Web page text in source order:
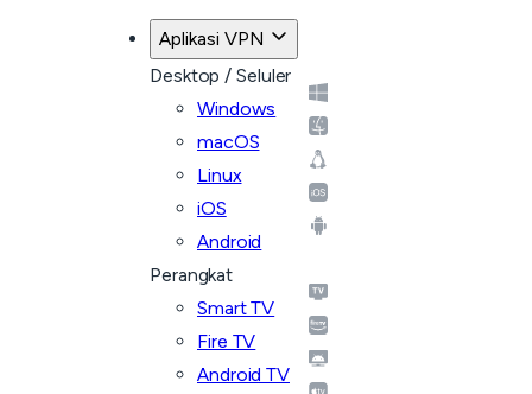
Aplikasi VPN
Desktop / Seluler
Windows
macOS
Linux
iOS
Android
Perangkat
Smart TV
Fire TV
Android TV